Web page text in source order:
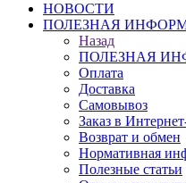
НОВОСТИ
ПОЛЕЗНАЯ
Назад
ПОЛЕЗНАЯ
Оплата
Доставка
Самовывоз
Заказ в
Возврат и обмен
Нормативная
Полезные статьи